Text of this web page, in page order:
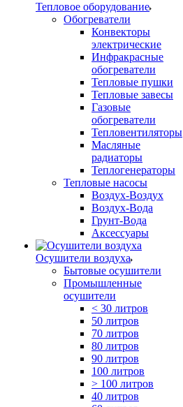
Тепловое оборудование
Обогреватели
Конвекторы
электрические
Инфракрасные
обогреватели
Тепловые пушки
Тепловые завесы
Газовые
обогреватели
Тепловентиляторы
Масляные
радиаторы
Теплогенераторы
Тепловые насосы
Воздух-Воздух
Воздух-Вода
Грунт-Вода
Аксессуары
Осушители воздуха
Бытовые осушители
Промышленные
осушители
< 30 литров
50 литров
70 литров
80 литров
90 литров
100 литров
> 100 литров
40 литров